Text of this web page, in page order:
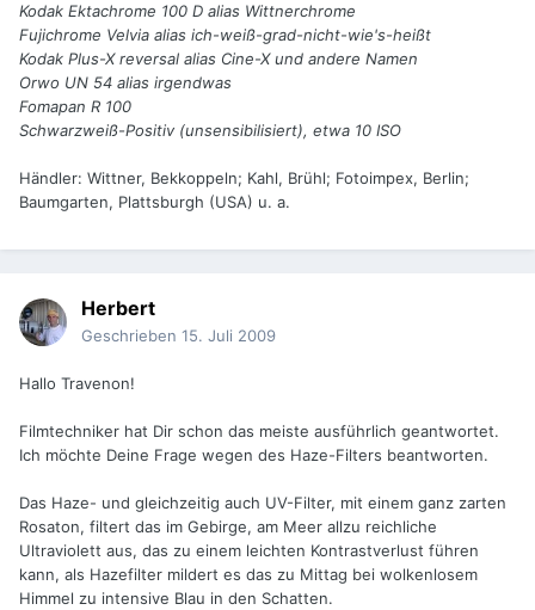
Kodak Ektachrome 100 D alias Wittnerchrome
Fujichrome Velvia alias ich-weiß-grad-nicht-wie's-heißt
Kodak Plus-X reversal alias Cine-X und andere Namen
Orwo UN 54 alias irgendwas
Fomapan R 100
Schwarzweiß-Positiv (unsensibilisiert), etwa 10 ISO
Händler: Wittner, Bekkoppeln; Kahl, Brühl; Fotoimpex, Berlin;
Baumgarten, Plattsburgh (USA) u. a.
Herbert
Geschrieben 15. Juli 2009
Hallo Travenon!
Filmtechniker hat Dir schon das meiste ausführlich geantwortet.
Ich möchte Deine Frage wegen des Haze-Filters beantworten.
Das Haze- und gleichzeitig auch UV-Filter, mit einem ganz zarten
Rosaton, filtert das im Gebirge, am Meer allzu reichliche
Ultraviolett aus, das zu einem leichten Kontrastverlust führen
kann, als Hazefilter mildert es das zu Mittag bei wolkenlosem
Himmel zu intensive Blau in den Schatten.